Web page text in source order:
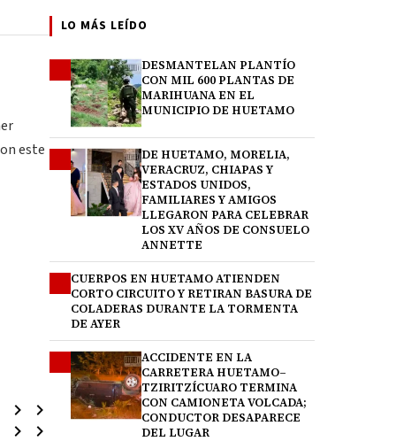
este
LO MÁS LEÍDO
DESMANTELAN PLANTÍO
CON MIL 600 PLANTAS DE
MARIHUANA EN EL
MUNICIPIO DE HUETAMO
DE HUETAMO, MORELIA,
VERACRUZ, CHIAPAS Y
ESTADOS UNIDOS,
FAMILIARES Y AMIGOS
LLEGARON PARA CELEBRAR
LOS XV AÑOS DE CONSUELO
ANNETTE
CUERPOS EN HUETAMO ATIENDEN
CORTO CIRCUITO Y RETIRAN BASURA DE
COLADERAS DURANTE LA TORMENTA
DE AYER
ACCIDENTE EN LA
CARRETERA HUETAMO–
TZIRITZÍCUARO TERMINA
CON CAMIONETA VOLCADA;
CONDUCTOR DESAPARECE
DEL LUGAR